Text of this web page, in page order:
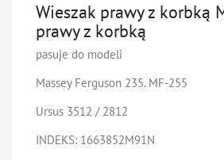
Wieszak prawy z korbką
prawy z korbką
pasuje do modeli
Massey Ferguson 235. MF-255
Ursus 3512 / 2812
INDEKS: 1663852M91N